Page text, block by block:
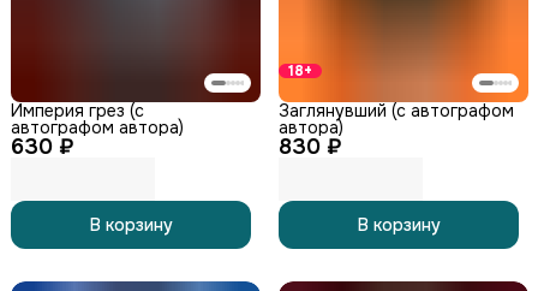
630 ₽
Империя грез (с
автографом автора)
В корзину
18+
830 ₽
Заглянувший (с автографом
автора)
В корзину